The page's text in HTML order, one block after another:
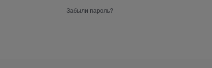
Забыли пароль?